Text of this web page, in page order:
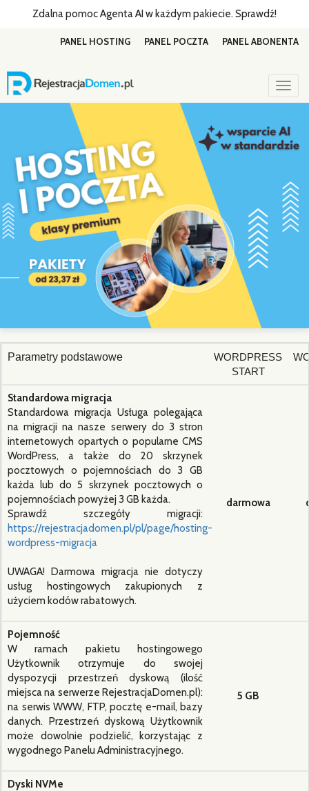
Zdalna pomoc Agenta AI w każdym pakiecie. Sprawdź!
PANEL ABONENTA
PANEL POCZTA
PANEL HOSTING
Parametry podstawowe
WORDPRESS
START
Standardowa migracja
Standardowa migracja Usługa polegająca
na migracji na nasze serwery do 3 stron
internetowych opartych o popularne CMS
WordPress, a także do 20 skrzynek
pocztowych o pojemnościach do 3 GB
każda lub do 5 skrzynek pocztowych o
pojemnościach powyżej 3 GB każda.
Sprawdź szczegóły migracji:
https://rejestracjadomen.pl/pl/page/hosting-
wordpress-migracja
UWAGA! Darmowa migracja nie dotyczy
usług hostingowych zakupionych z
użyciem kodów rabatowych.
darmowa
Pojemność
W ramach pakietu hostingowego
Użytkownik otrzymuje do swojej
dyspozycji przestrzeń dyskową (ilość
miejsca na serwerze RejestracjaDomen.pl):
na serwis WWW, FTP, pocztę e-mail, bazy
danych. Przestrzeń dyskową Użytkownik
może dowolnie podzielić, korzystając z
wygodnego Panelu Administracyjnego.
5 GB
Dyski NVMe